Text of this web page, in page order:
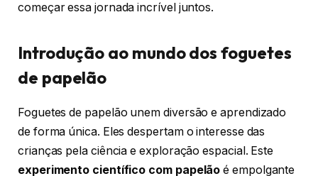
começar essa jornada incrível juntos.
Introdução ao mundo dos foguetes
de papelão
Foguetes de papelão unem diversão e aprendizado
de forma única. Eles despertam o interesse das
crianças pela ciência e exploração espacial. Este
experimento científico com papelão é empolgante